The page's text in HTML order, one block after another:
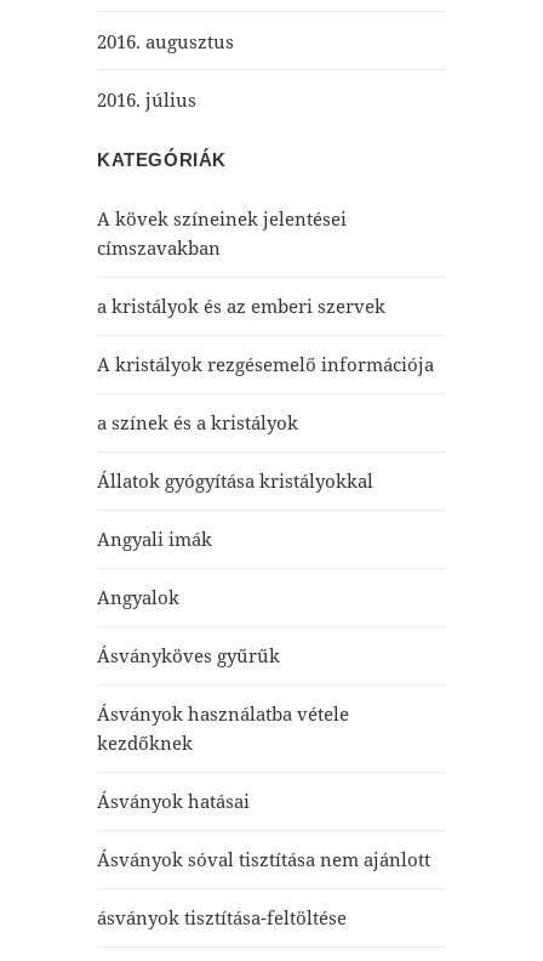
2016. augusztus
2016. július
KATEGÓRIÁK
A kövek színeinek jelentései
címszavakban
a kristályok és az emberi szervek
A kristályok rezgésemelő információja
a színek és a kristályok
Állatok gyógyítása kristályokkal
Angyali imák
Angyalok
Ásványköves gyűrűk
Ásványok használatba vétele
kezdőknek
Ásványok hatásai
Ásványok sóval tisztítása nem ajánlott
ásványok tisztítása-feltöltése